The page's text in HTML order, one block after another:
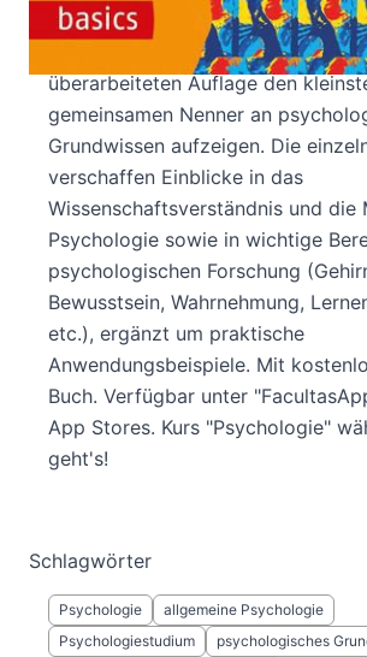
Das Grundlagenwerk zur
überarbeitet! Der Band soll in der
überarbeiteten Auflage den
gemeinsamen Nenner an
Grundwissen aufzeigen. Die
verschaffen Einblicke in das
Wissenschaftsverständnis und die
Psychologie sowie in wichtige
psychologischen Forschung
Bewusstsein, Wahrnehmung,
etc.), ergänzt um praktische
Anwendungsbeispiele. Mit
Buch. Verfügbar unter
App Stores. Kurs "Psychologie"
geht's!
Schlagwörter
Psychologie
allgemeine Psychologie
Psychologiestudium
psychologisches